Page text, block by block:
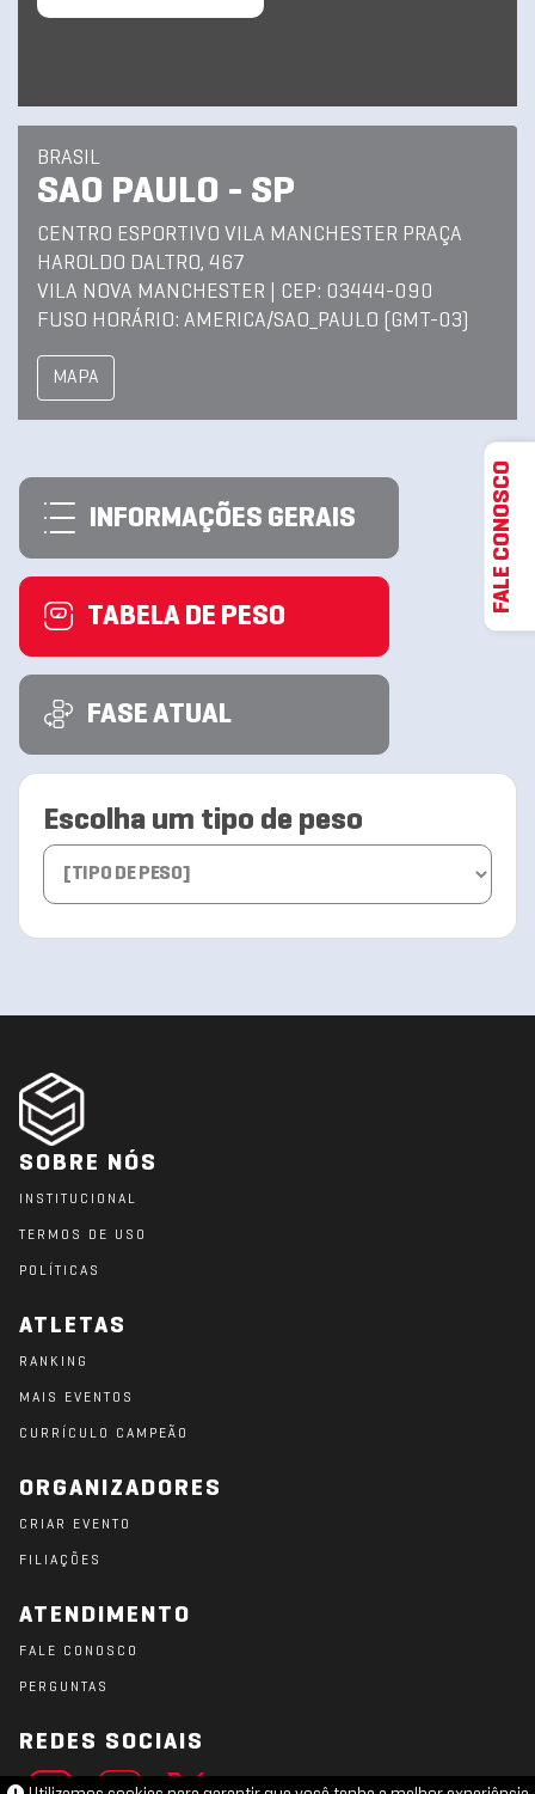
BRASIL
SAO PAULO - SP
CENTRO ESPORTIVO VILA MANCHESTER PRAÇA
HAROLDO DALTRO, 467
VILA NOVA MANCHESTER | CEP: 03444-090
FUSO HORÁRIO: AMERICA/SAO_PAULO (GMT-03)
MAPA
INFORMAÇÕES GERAIS
TABELA DE PESO
FASE ATUAL
Escolha um tipo de peso
SOBRE NÓS
INSTITUCIONAL
TERMOS DE USO
POLÍTICAS
ATLETAS
RANKING
MAIS EVENTOS
CURRÍCULO CAMPEÃO
ORGANIZADORES
CRIAR EVENTO
FILIAÇÕES
ATENDIMENTO
FALE CONOSCO
PERGUNTAS
REDES SOCIAIS
FALE CONOSCO